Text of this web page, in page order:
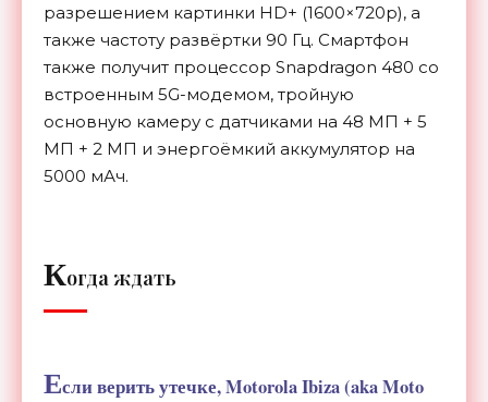
разрешением картинки HD+ (1600×720p), а
также частоту развёртки 90 Гц. Смартфон
также получит процессор Snapdragon 480 со
встроенным 5G-модемом, тройную
основную камеру с датчиками на 48 МП + 5
МП + 2 МП и энергоёмкий аккумулятор на
5000 мАч.
Когда ждать
Если верить утечке, Motorola Ibiza (aka Moto